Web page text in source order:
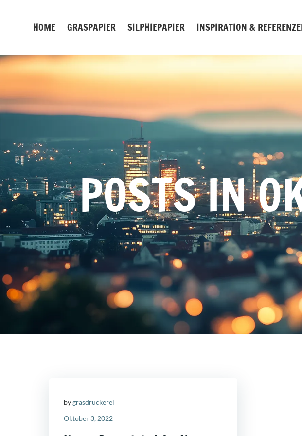
springenHOME GRASPAPIER SILPHIEPAPIER INSPIRATION &
POSTS IN
bygrasdruckerei
Oktober 3, 2022